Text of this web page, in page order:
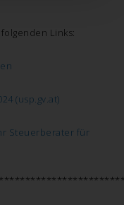
Links:
(usp.gv.at)
Steuerberater für